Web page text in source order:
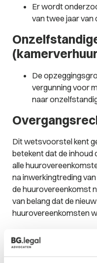
Er wordt
van twee jaar van
De
vergunning voor
naar
Dit wetsvoorstel kent
betekent dat de inhoud
alle
na inwerkingtreding
de huurovereenkomst
van belang dat de
huurovereenkomsten
voor